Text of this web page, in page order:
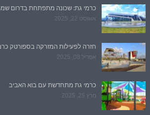
כרמי גת: שכונה מתפתחת בדרום
אוגוסט 22, 2025
חזרה לפעילות המזרקה בספורטק
אפריל 08, 2025
כרמי גת מתחדשת עם בוא האביב
מרץ 25, 2025